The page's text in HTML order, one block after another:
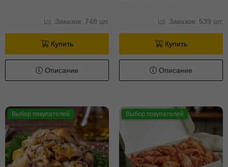
Заказов: 748 шт.
Купить
Описание
Заказов: 539 шт.
Купить
Описание
Выбор покупателей Выбор покупателей